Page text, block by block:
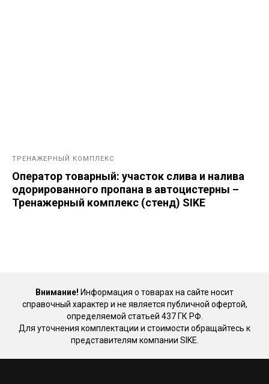
ТРЕНАЖЕРНЫЙ КОМПЛЕКС
Оператор товарный: участок слива и налива
одорированного пропана в автоцистерны –
Тренажерный комплекс (стенд) SIKE
Внимание! Информация о товарах на сайте носит
справочный характер и не является публичной офертой,
определяемой статьей 437 ГК РФ.
Для уточнения комплектации и стоимости обращайтесь к
представителям компании SIKE.